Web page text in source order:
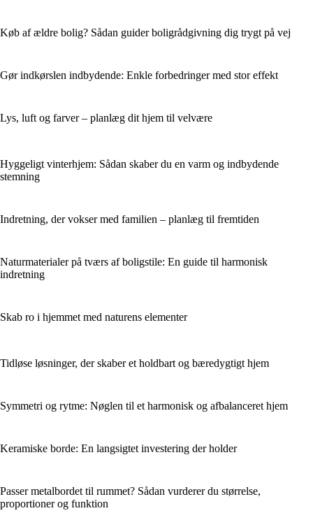
Køb af ældre bolig? Sådan guider boligrådgivning dig trygt på vej
Gør indkørslen indbydende: Enkle forbedringer med stor effekt
Lys, luft og farver – planlæg dit hjem til velvære
Hyggeligt vinterhjem: Sådan skaber du en varm og indbydende
stemning
Indretning, der vokser med familien – planlæg til fremtiden
Naturmaterialer på tværs af boligstile: En guide til harmonisk
indretning
Skab ro i hjemmet med naturens elementer
Tidløse løsninger, der skaber et holdbart og bæredygtigt hjem
Symmetri og rytme: Nøglen til et harmonisk og afbalanceret hjem
Keramiske borde: En langsigtet investering der holder
Passer metalbordet til rummet? Sådan vurderer du størrelse,
proportioner og funktion